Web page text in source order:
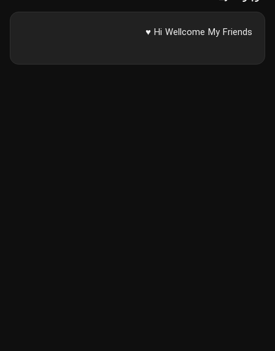
Hi Wellcome My Friends ♥